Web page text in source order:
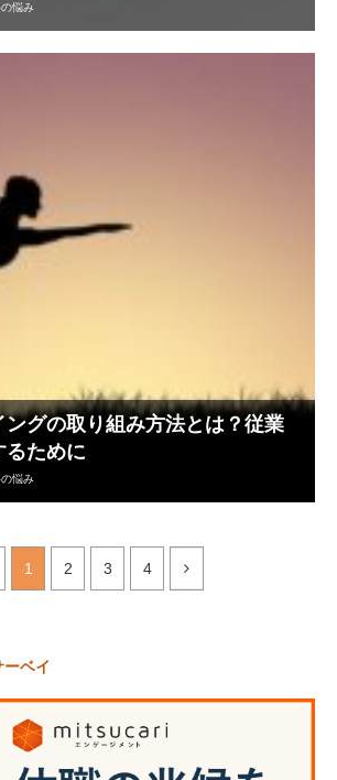
の悩み
ングの取り組み方法とは？従業
るために
の悩み
1 2 3 4
ベイ